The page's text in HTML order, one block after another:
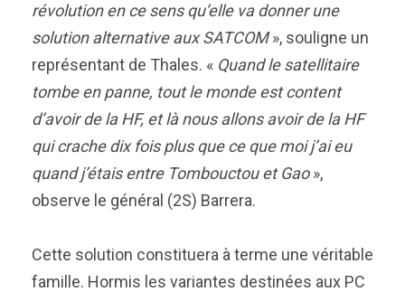
révolution en ce sens qu’elle va donner une
solution alternative aux SATCOM», souligne un
représentant de Thales. « Quand le satellitaire
tombe en panne, tout le monde est content
d’avoir de la HF, et là nous allons avoir de la HF
qui crache dix fois plus que ce que moi j’ai eu
quand j’étais entre Tombouctou et Gao»,
observe le général (2S) Barrera.
Cette solution constituera à terme une véritable
famille. Hormis les variantes destinées aux PC